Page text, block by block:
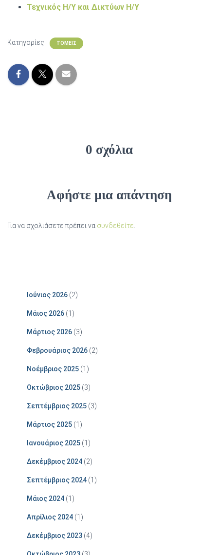
Τεχνικός Η/Υ και Δικτύων Η/Υ
Κατηγορίες: ΤΟΜΕΙΣ
0 σχόλια
Αφήστε μια απάντηση
Για να σχολιάσετε πρέπει να συνδεθείτε
Ιούνιος 2026 (2)
Μάιος 2026 (1)
Μάρτιος 2026 (3)
Φεβρουάριος 2026 (2)
Νοέμβριος 2025 (1)
Οκτώβριος 2025 (3)
Σεπτέμβριος 2025 (3)
Μάρτιος 2025 (1)
Ιανουάριος 2025 (1)
Δεκέμβριος 2024 (2)
Σεπτέμβριος 2024 (1)
Μάιος 2024 (1)
Απρίλιος 2024 (1)
Δεκέμβριος 2023 (4)